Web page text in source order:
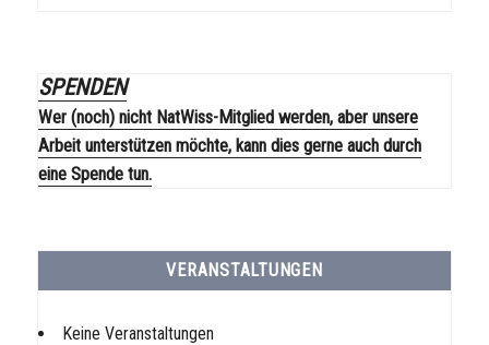
SPENDEN
Wer (noch) nicht NatWiss-Mitglied werden, aber unsere
Arbeit unterstützen möchte, kann dies gerne auch durch
eine Spende tun.
VERANSTALTUNGEN
Keine Veranstaltungen